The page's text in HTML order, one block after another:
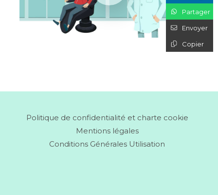
Partager
Envoyer
Copier
Politique de confidentialité et charte cookie
Mentions légales
Conditions Générales Utilisation